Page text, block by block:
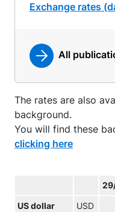
Exchange rates
All
The rates are also
background.
You will find these
clicking here
US dollar USD